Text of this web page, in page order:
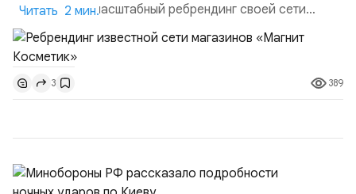
анонсировав масштабный ребрендинг своей сети
«Магнит Косметик». Теперь магазины будут носить
современное название «М. Косметик», что отражает
новый подход к позиционированию и ассортименту.
Важным элементом трансформации станет запуск
нового бренда «М. Кос», под которым откроются
Читать 2 мин.
3 389